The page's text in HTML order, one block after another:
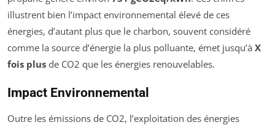
illustrent bien l’impact environnemental élevé de ces
énergies, d’autant plus que le charbon, souvent considéré
comme la source d’énergie la plus polluante, émet jusqu’à X
fois plus de CO2 que les énergies renouvelables.
Impact Environnemental
Outre les émissions de CO2, l’exploitation des énergies